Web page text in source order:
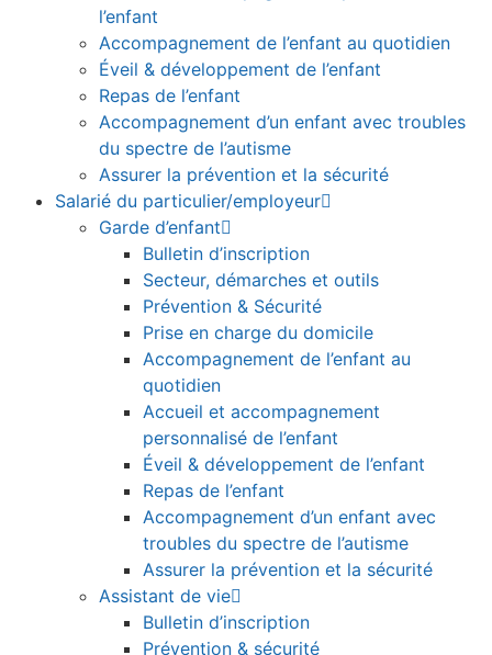
l’enfant
Accompagnement de l’enfant au quotidien
Éveil & développement de l’enfant
Repas de l’enfant
Accompagnement d’un enfant avec troubles
du spectre de l’autisme
Assurer la prévention et la sécurité
Salarié du particulier/employeur
Garde d’enfant
Bulletin d’inscription
Secteur, démarches et outils
Prévention & Sécurité
Prise en charge du domicile
Accompagnement de l’enfant au
quotidien
Accueil et accompagnement
personnalisé de l’enfant
Éveil & développement de l’enfant
Repas de l’enfant
Accompagnement d’un enfant avec
troubles du spectre de l’autisme
Assurer la prévention et la sécurité
Assistant de vie
Bulletin d’inscription
Prévention & sécurité